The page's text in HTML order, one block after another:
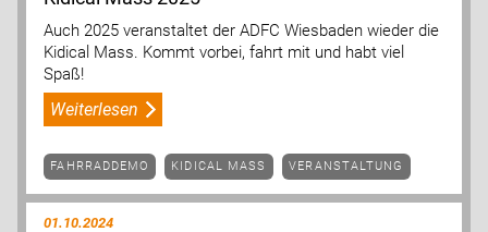
Auch 2025 veranstaltet der ADFC Wiesbaden wieder die
Kidical Mass. Kommt vorbei, fahrt mit und habt viel
Spaß!
Weiterlesen
FAHRRADDEMO KIDICAL MASS VERANSTALTUNG
01.10.2024